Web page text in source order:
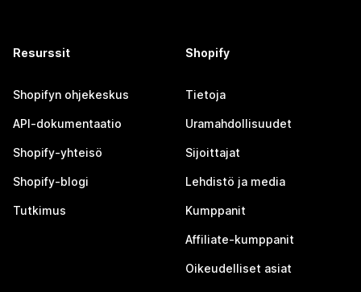
Resurssit
Shopifyn ohjekeskus
API-dokumentaatio
Shopify-yhteisö
Shopify-blogi
Tutkimus
Shopify
Tietoja
Uramahdollisuudet
Sijoittajat
Lehdistö ja media
Kumppanit
Affiliate-kumppanit
Oikeudelliset asiat